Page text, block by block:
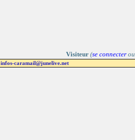
Visiteur(se connecterou
infos-caramail@junelive.net